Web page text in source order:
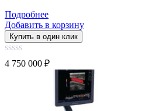
Подробнее
Добавить в корзину
Купить в один клик
0
4 750 000 ₽